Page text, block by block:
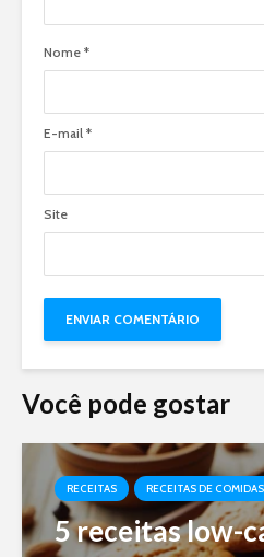
Nome *
E-mail *
Site
Você pode gostar
RECEITAS RECEITAS DE COMIDAS
5 receitas low-